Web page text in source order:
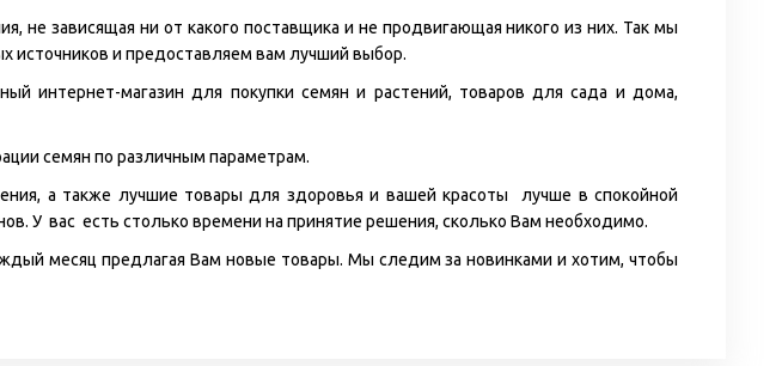
не зависящая ни от какого поставщика и не продвигающая никого из них. Так мы
источников и предоставляем вам лучший выбор.
интернет-магазин для покупки семян и растений, товаров для сада и дома,
семян по различным параметрам.
а также лучшие товары для здоровья и вашей красоты лучше в спокойной
У вас есть столько времени на принятие решения, сколько Вам необходимо.
месяц предлагая Вам новые товары. Мы следим за новинками и хотим, чтобы